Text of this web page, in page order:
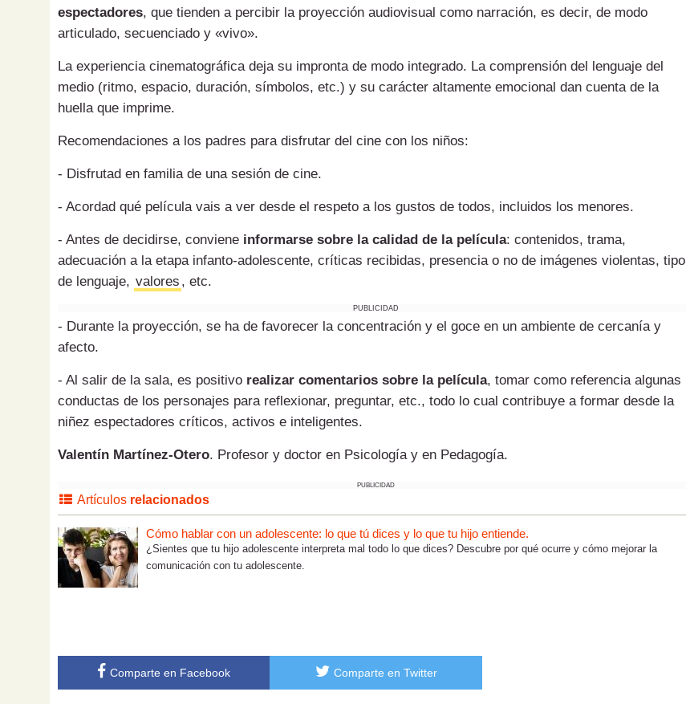
espectadores, que tienden a percibir la proyección audiovisual como narración, es decir, de modo
articulado, secuenciado y «vivo».
La experiencia cinematográfica deja su impronta de modo integrado. La comprensión del lenguaje del
medio (ritmo, espacio, duración, símbolos, etc.) y su carácter altamente emocional dan cuenta de la
huella que imprime.
Recomendaciones a los padres para disfrutar del cine con los niños:
- Disfrutad en familia de una sesión de cine.
- Acordad qué película vais a ver desde el respeto a los gustos de todos, incluidos los menores.
- Antes de decidirse, conviene informarse sobre la calidad de la película: contenidos, trama,
adecuación a la etapa infanto-adolescente, críticas recibidas, presencia o no de imágenes violentas, tipo
de lenguaje, valores , etc.
PUBLICIDAD
- Durante la proyección, se ha de favorecer la concentración y el goce en un ambiente de cercanía y
afecto.
- Al salir de la sala, es positivo realizar comentarios sobre la película, tomar como referencia algunas
conductas de los personajes para reflexionar, preguntar, etc., todo lo cual contribuye a formar desde la
niñez espectadores críticos, activos e inteligentes.
Valentín Martínez-Otero. Profesor y doctor en Psicología y en Pedagogía.
PUBLICIDAD
Artículos relacionados
Cómo hablar con un adolescente: lo que tú dices y lo que tu hijo entiende.
¿Sientes que tu hijo adolescente interpreta mal todo lo que dices? Descubre por qué ocurre y cómo mejorar la
comunicación con tu adolescente.
Comparte en Facebook Comparte en Twitter